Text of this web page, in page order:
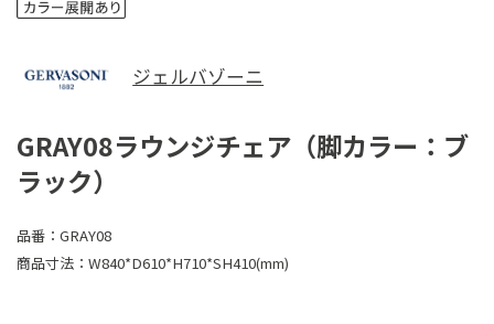
ジェルバゾーニ
GRAY08ラウンジチェア（脚カラー：ブ
ラック）
品番： GRAY08
商品寸法： W840*D610*H710*SH410(mm)